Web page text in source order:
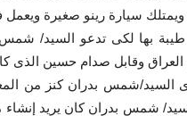
سيارة رينو صغيرة ويعمل
بها لكى تدعو السيد/
وقابل صدام حسين الذى
السيد/شمس بدران كنز من
شمس بدران كان يريد إنشاء